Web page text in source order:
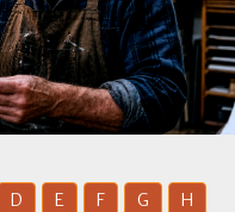
D E F G H